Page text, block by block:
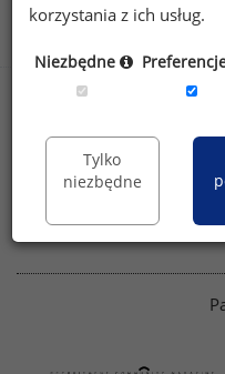
badaniaHR.pl
Dla mediów
Regulamin
korzystania z ich usług.
Niezbędne
Tylko
niezbędne